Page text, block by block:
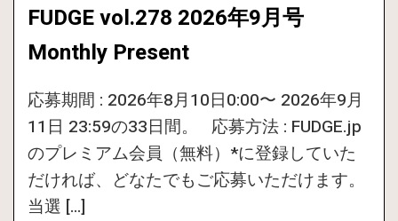
FUDGE vol.278 2026年9月号
Monthly Present
応募期間 : 2026年8月10日0:00〜 2026年9月
11日 23:59の33日間。 応募方法 : FUDGE.jp
のプレミアム会員（無料）*に登録していた
だければ、どなたでもご応募いただけます。
当選 […]